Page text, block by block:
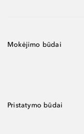
Mokėjimo būdai
Pristatymo būdai